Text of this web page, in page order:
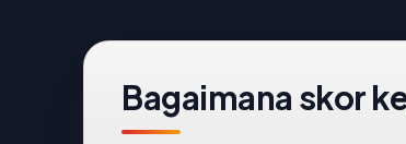
Bagaimana skor